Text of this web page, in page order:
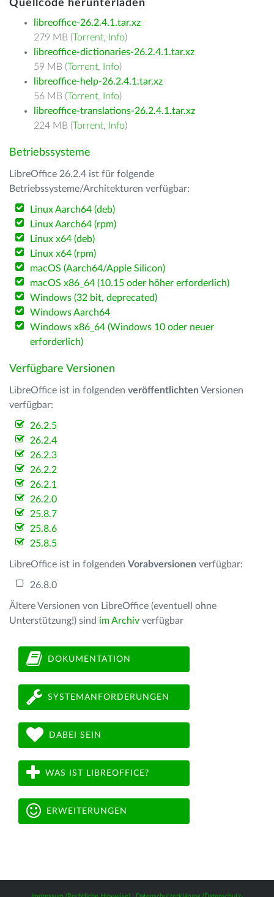
Quellcode herunterladen
libreoffice-26.2.4.1.tar.xz
279 MB (Torrent, Info)
libreoffice-dictionaries-26.2.4.1.tar.xz
59 MB (Torrent, Info)
libreoffice-help-26.2.4.1.tar.xz
56 MB (Torrent, Info)
libreoffice-translations-26.2.4.1.tar.xz
224 MB (Torrent, Info)
Betriebssysteme
LibreOffice 26.2.4 ist für folgende
Betriebssysteme/Architekturen verfügbar:
Linux Aarch64 (deb)
Linux Aarch64 (rpm)
Linux x64 (deb)
Linux x64 (rpm)
macOS (Aarch64/Apple Silicon)
macOS x86_64 (10.15 oder höher erforderlich)
Windows (32 bit, deprecated)
Windows Aarch64
Windows x86_64 (Windows 10 oder neuer
erforderlich)
Verfügbare Versionen
LibreOffice ist in folgenden veröffentlichten Versionen
verfügbar:
26.2.5
26.2.4
26.2.3
26.2.2
26.2.1
26.2.0
25.8.7
25.8.6
25.8.5
LibreOffice ist in folgenden Vorabversionen verfügbar:
26.8.0
Ältere Versionen von LibreOffice (eventuell ohne
Unterstützung!) sind im Archiv verfügbar
DOKUMENTATION
SYSTEMANFORDERUNGEN
DABEI SEIN
WAS IST LIBREOFFICE?
ERWEITERUNGEN